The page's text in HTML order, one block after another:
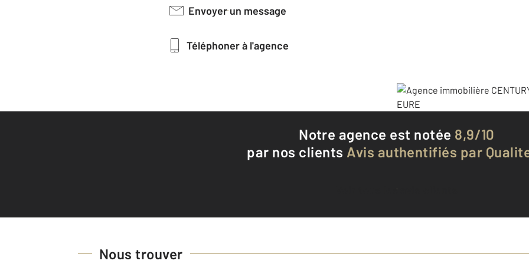
Envoyer un message
Téléphoner à l'agence
Notre agence est notée 8,9/10
par nos clients Avis authentifiés par
Voir tous les avis clients
Nous trouver